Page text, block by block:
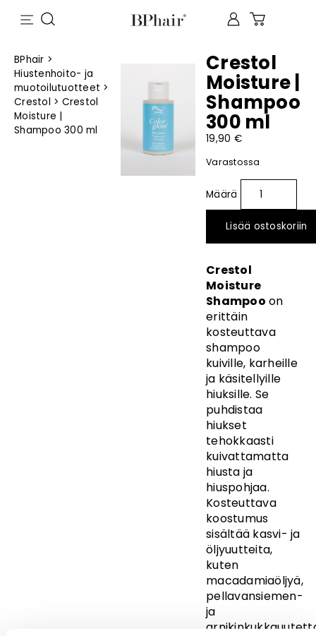
BPhair >
Hiustenhoito- ja
muotoilutuotteet >
Crestol > Crestol
Moisture |
Shampoo 300 ml
Crestol
Moisture |
Shampoo
300 ml
19,90 €
Varastossa
Lisää ostoskoriin
Crestol
Moisture
Shampoo on
erittäin
kosteuttava
shampoo
kuiville, karheille
ja käsitellyille
hiuksille. Se
puhdistaa
hiukset
tehokkaasti
kuivattamatta
hiusta ja
hiuspohjaa.
Kosteuttava
koostumus
sisältää kasvi- ja
öljyuutteita,
kuten
macadamiaöljyä,
pellavansiemen-
ja